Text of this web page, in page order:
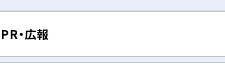
PR・広報